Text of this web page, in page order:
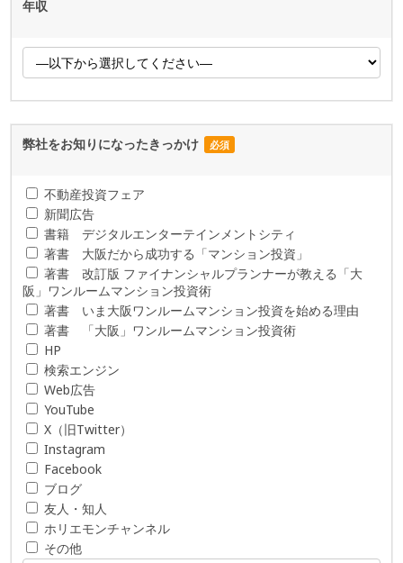
年収
弊社をお知りになったきっかけ 必須
不動産投資フェア
新聞広告
書籍 デジタルエンターテインメントシティ
著書 大阪だから成功する「マンション投資」
著書 改訂版 ファイナンシャルプランナーが教える「大
阪」ワンルームマンション投資術
著書 いま大阪ワンルームマンション投資を始める理由
著書 「大阪」ワンルームマンション投資術
HP
検索エンジン
Web広告
YouTube
X（旧Twitter）
Instagram
Facebook
ブログ
友人・知人
ホリエモンチャンネル
その他